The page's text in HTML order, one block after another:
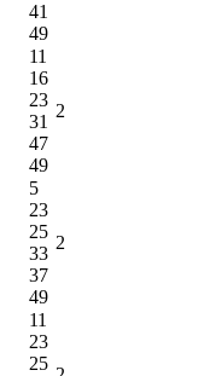
41
49
11
16
23
31
47
49
2
5
23
25
33
37
49
2
11
23
25